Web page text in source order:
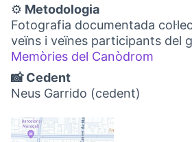
⚙️ Metodologia
Fotografia documentada
veïns i veïnes participants del
Memòries del Canòdrom
📸 Cedent
Neus Garrido (cedent)